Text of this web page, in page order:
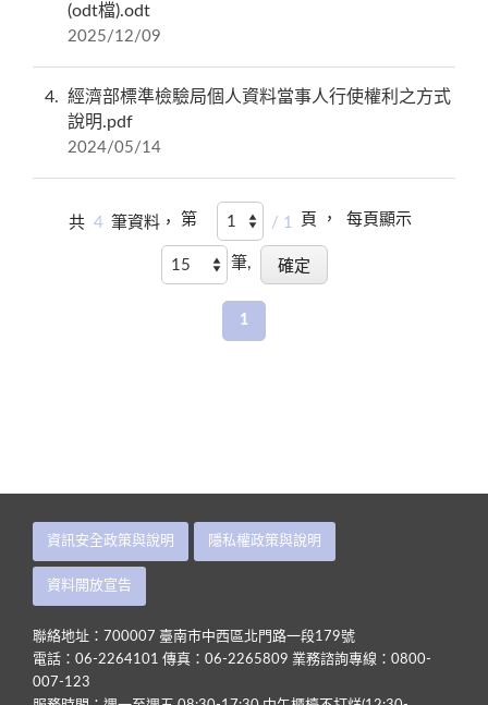
(odt檔).odt
2025/12/09
4
經濟部標準檢驗局個人資料當事人行使權利之方式
說明.pdf
2024/05/14
共 4 筆資料， 第 / 1 頁 ， 每頁顯示
筆,
1
資訊安全政策與說明 隱私權政策與說明
資料開放宣告
聯絡地址：700007 臺南市中西區北門路一段179號
電話：06-2264101 傳真：06-2265809 業務諮詢專線：0800-
007-123